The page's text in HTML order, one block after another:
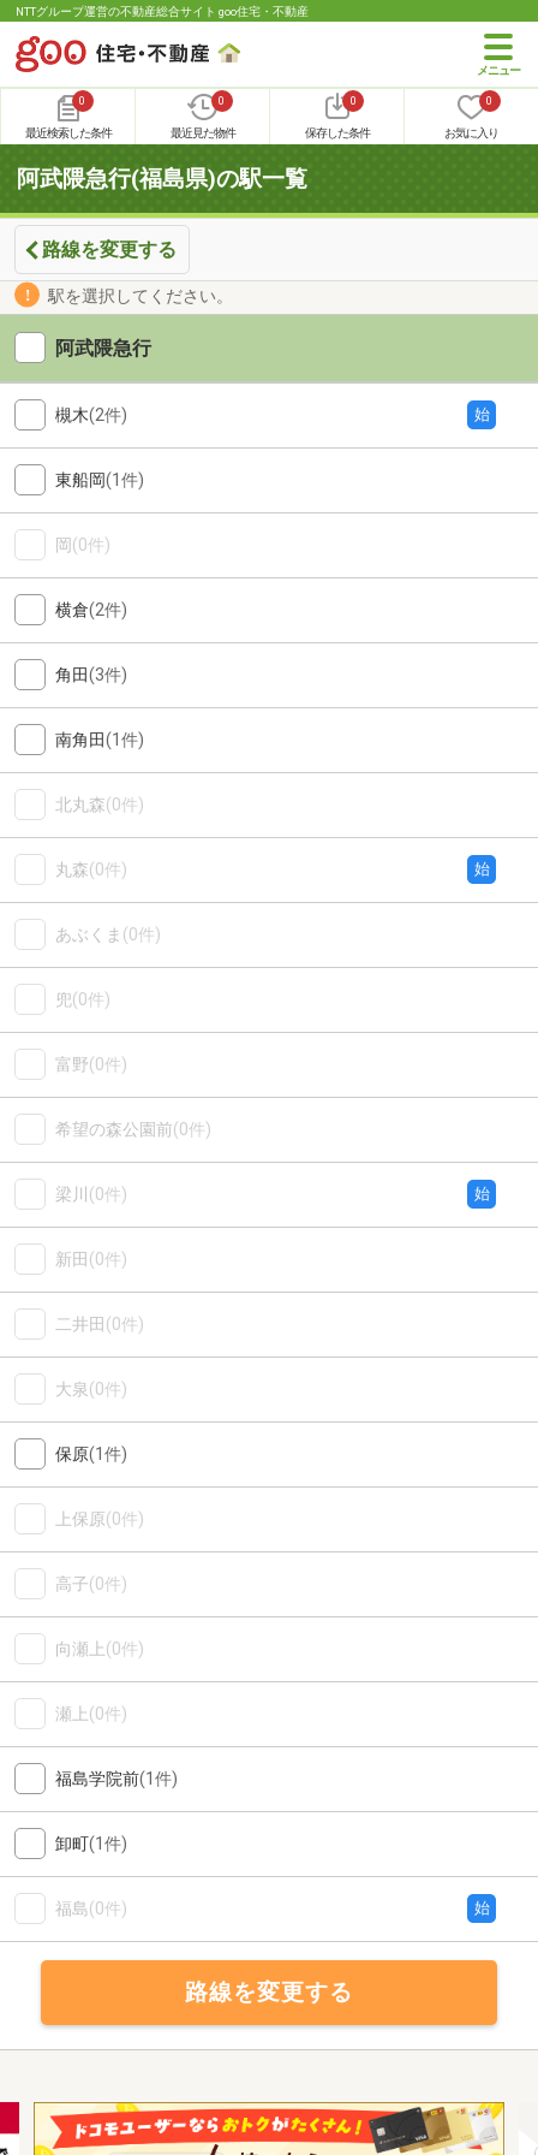
NTTグループ運営の不動産総合サイト goo住宅・不動産
0
最近検索した条件
0
最近見た物件
0
保存した条件
0
お気に入り
阿武隈急行(福島県)の駅一覧
路線を変更する
駅を選択してください。
阿武隈急行
槻木(2件) 始
東船岡(1件)
岡(0件)
横倉(2件)
角田(3件)
南角田(1件)
北丸森(0件)
丸森(0件) 始
あぶくま (0件)
兜(0件)
富野(0件)
希望の森公園前(0件)
梁川 (0件) 始
新田 (0件)
二井田 (0件)
大泉(0件)
保原(1件)
上保原(0件)
高子(0件)
向瀬上(0件)
瀬上(0件)
福島学院前(1件)
卸町(1件)
福島(0件) 始
路線を変更する